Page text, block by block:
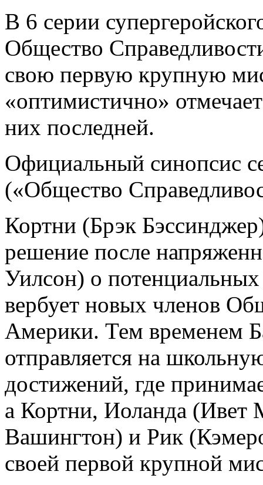
В 6 серии
Общество
свою первую крупную
«оптимистично»
них последней.
Официальный синопсис
(«Общество
Кортни (Брэк
решение после
Уилсон) о потенциальных
вербует новых членов
Америки. Тем временем
отправляется на
достижений, где
а Кортни, Иоланда (Ивет
Вашингтон) и Рик
своей первой крупной